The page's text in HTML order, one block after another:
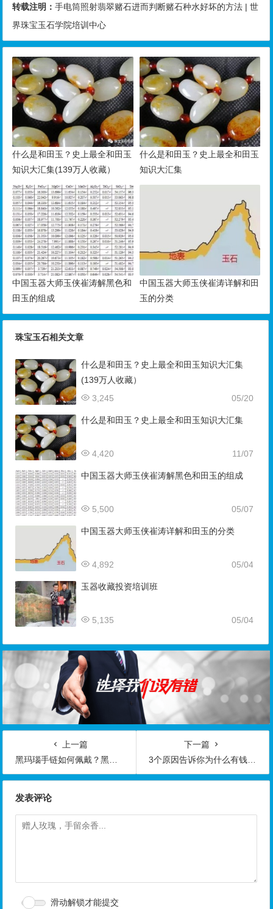
转载注明：手电筒照射翡翠赌石进而判断赌石种水好坏的方法 | 世
界珠宝玉石学院培训中心
什么是和田玉？史上最全和田玉
知识大汇集(139万人收藏）
什么是和田玉？史上最全和田玉
知识大汇集
中国玉器大师玉侠崔涛解黑色和
田玉的组成
中国玉器大师玉侠崔涛详解和田
玉的分类
珠宝玉石相关文章
什么是和田玉？史上最全和田玉知识大汇集
(139万人收藏）
05/20
3,245
什么是和田玉？史上最全和田玉知识大汇集
11/07
4,420
中国玉器大师玉侠崔涛解黑色和田玉的组成
05/07
5,500
中国玉器大师玉侠崔涛详解和田玉的分类
05/04
4,892
玉器收藏投资培训班
05/04
5,135
上一篇
黑玛瑙手链如何佩戴？黑玛瑙手链佩戴的忌讳
下一篇
3个原因告诉你为什么有钱人喜欢翡翠饰品！
发表评论
滑动解锁才能提交